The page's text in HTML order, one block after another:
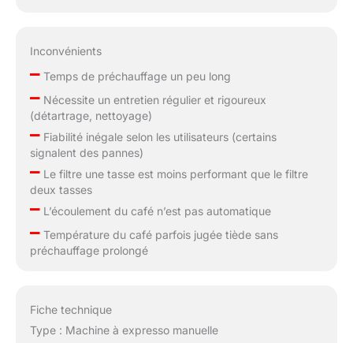
Inconvénients
–Temps de préchauffage un peu long
–Nécessite un entretien régulier et rigoureux
(détartrage, nettoyage)
–Fiabilité inégale selon les utilisateurs (certains
signalent des pannes)
–Le filtre une tasse est moins performant que le filtre
deux tasses
–L’écoulement du café n’est pas automatique
–Température du café parfois jugée tiède sans
préchauffage prolongé
Fiche technique
Type : Machine à expresso manuelle